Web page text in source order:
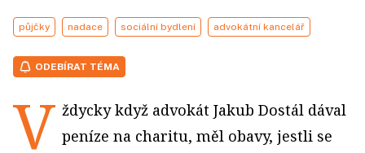
půjčky nadace sociální bydlení advokátní kancelář
ODEBÍRAT TÉMA
V ždycky když advokát Jakub Dostál dával
peníze na charitu, měl obavy, jestli se